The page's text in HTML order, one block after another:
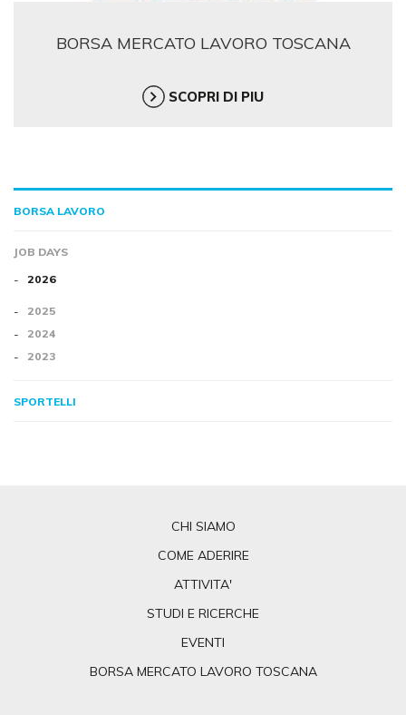
BORSA LAVORO
JOB DAYS
2026
2025
2024
2023
SPORTELLI
BORSA MERCATO LAVORO TOSCANA
SCOPRI DI PIU
CHI SIAMO
COME ADERIRE
ATTIVITA'
STUDI E RICERCHE
EVENTI
BORSA MERCATO LAVORO TOSCANA